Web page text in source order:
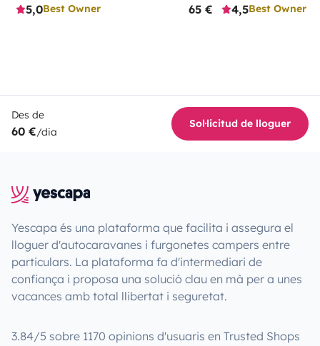
5,0Best Owner 65 €
4,5Best Owner
Des de
60 €/dia
Sol·licitud de lloguer
Yescapa és una plataforma que facilita i assegura el
lloguer d'autocaravanes i furgonetes campers entre
particulars. La plataforma fa d'intermediari de
confiança i proposa una solució clau en mà per a unes
vacances amb total llibertat i seguretat.
3.84/5 sobre 1170 opinions d'usuaris en Trusted Shops